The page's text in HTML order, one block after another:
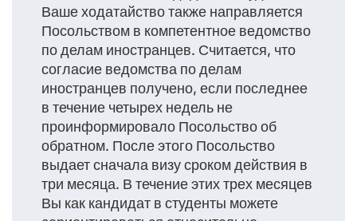
Ваше ходатайство также направляется
Посольством в компетентное ведомство
по делам иностранцев. Считается, что
согласие ведомства по делам
иностранцев получено, если последнее
в течение четырех недель не
проинформировало Посольство об
обратном. После этого Посольство
выдает сначала визу сроком действия в
три месяца. В течение этих трех месяцев
Вы как кандидат в студенты можете